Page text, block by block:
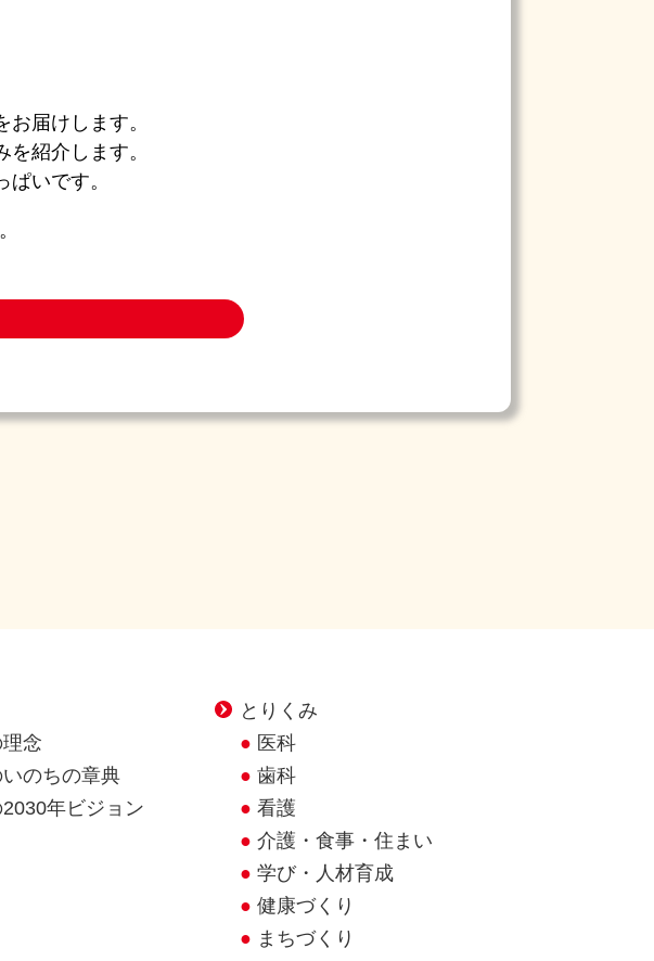
届けします。
紹介します。
いです。
念
のちの章典
年ビジョン
とりくみ
医科
歯科
看護
介護・食事・住まい
学び・人材育成
健康づくり
まちづくり